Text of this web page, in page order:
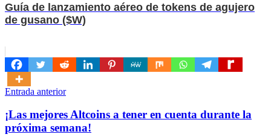
Guía de lanzamiento aéreo de tokens de agujero
de gusano ($W)
Navegación
de
entradas
Entrada anterior
¡Las mejores Altcoins a tener en cuenta durante la
próxima semana!